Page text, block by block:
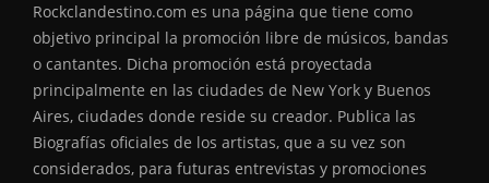
Rockclandestino.com es una página que tiene como
objetivo principal la promoción libre de músicos, bandas
o cantantes. Dicha promoción está proyectada
principalmente en las ciudades de New York y Buenos
Aires, ciudades donde reside su creador. Publica las
Biografías oficiales de los artistas, que a su vez son
considerados, para futuras entrevistas y promociones